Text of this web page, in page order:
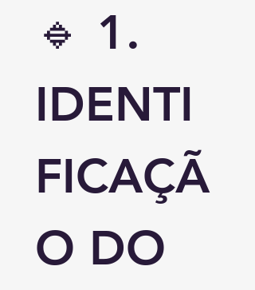
🔹 1.
IDENTI
FICAÇÃ
O DO